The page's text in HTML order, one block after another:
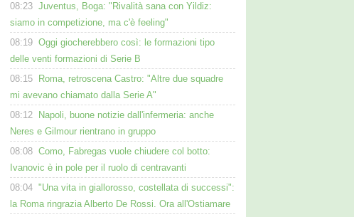
08:23 Juventus, Boga: "Rivalità sana con Yildiz:
siamo in competizione, ma c'è feeling"
08:19 Oggi giocherebbero così: le formazioni tipo
delle venti formazioni di Serie B
08:15
Roma, retroscena Castro: "Altre due squadre
mi avevano chiamato dalla Serie A"
08:12
Napoli, buone notizie dall'infermeria: anche
Neres e Gilmour rientrano in gruppo
08:08 Como, Fabregas vuole chiudere col botto:
Ivanovic è in pole per il ruolo di centravanti
08:04 "Una vita in giallorosso, costellata di successi":
la Roma ringrazia Alberto De Rossi. Ora all'Ostiamare